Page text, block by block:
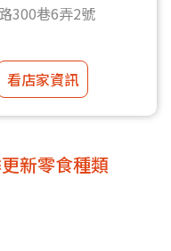
300巷6弄2號
看店家資訊
新零食種類